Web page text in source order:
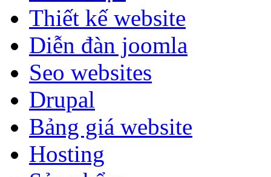
Thiết kế website
Diễn đàn joomla
Seo websites
Drupal
Bảng giá website
Hosting